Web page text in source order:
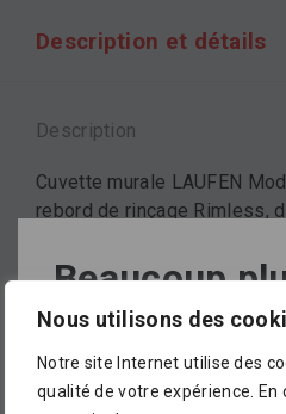
Nous utilisons des
Notre site Internet utilise des
qualité de votre expérience.
Description et détails
Description
Cuvette murale LAUFEN
rebord de rinçage Rimless,
mm, hauteur 350 mm,
Marque
LAUFEN
Beaucoup
magasin !
L’assortiment proposé
ligne ne représente pour